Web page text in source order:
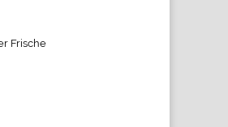
Frische